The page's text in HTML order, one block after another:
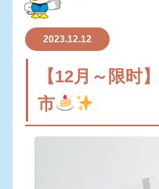
2023.12.12
【12月～限时
市